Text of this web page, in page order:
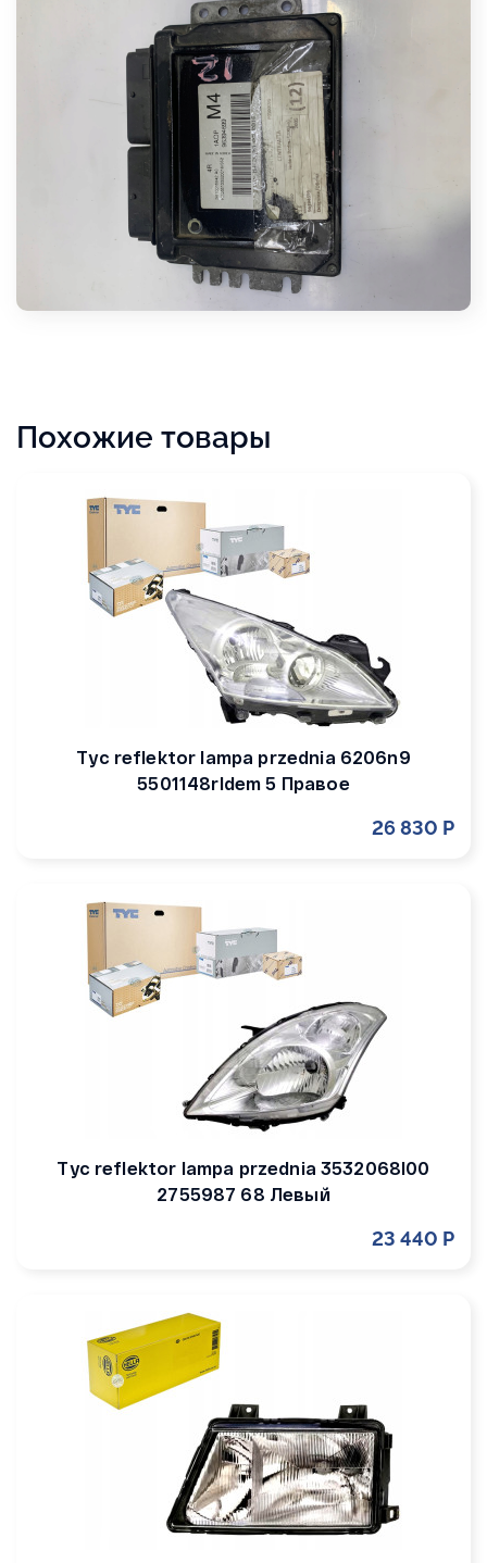
Похожие товары
Tyc reflektor lampa przednia 6206n9
5501148rldem 5 Правое
26 830 Р
Tyc reflektor lampa przednia 3532068l00
2755987 68 Левый
23 440 Р